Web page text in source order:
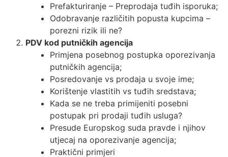
Prefakturiranje – Preprodaja tuđih isporuka;
Odobravanje različitih popusta kupcima –
porezni rizik ili ne?
PDV kod putničkih agencija
Primjena posebnog postupka oporezivanja
putničkih agencija;
Posredovanje vs prodaja u svoje ime;
Korištenje vlastitih vs tuđih sredstava;
Kada se ne treba primijeniti posebni
postupak pri prodaji tuđih usluga?
Presude Europskog suda pravde i njihov
utjecaj na oporezivanje agencija;
Praktični primjeri